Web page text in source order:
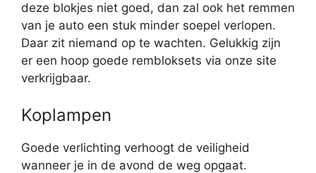
deze blokjes niet goed, dan zal ook het remmen
van je auto een stuk minder soepel verlopen.
Daar zit niemand op te wachten. Gelukkig zijn
er een hoop goede rembloksets via onze site
verkrijgbaar.
Koplampen
Goede verlichting verhoogt de veiligheid
wanneer je in de avond de weg opgaat.